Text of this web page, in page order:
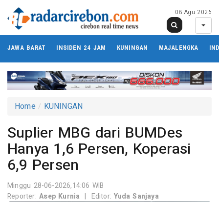
08 Agu 2026
JAWA BARAT INSIDEN 24 JAM KUNINGAN MAJALENGKA
Home KUNINGAN
Suplier MBG dari BUMDes
Hanya 1,6 Persen, Koperasi
6,9 Persen
Minggu 28-06-2026,14:06 WIB
Reporter:Asep Kurnia | Editor:Yuda Sanjaya